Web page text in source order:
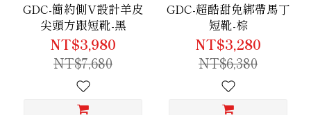
GDC-簡約側V設計羊皮
尖頭方跟短靴-黑
NT$3,980
NT$7,680
GDC-超酷甜免綁帶馬丁
短靴-棕
NT$3,280
NT$6,380